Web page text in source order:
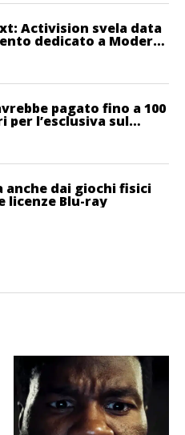
Activision svela data
dedicato a Modern
pagato fino a 100
per l’esclusiva sul
anche dai giochi fisici
licenze Blu-ray